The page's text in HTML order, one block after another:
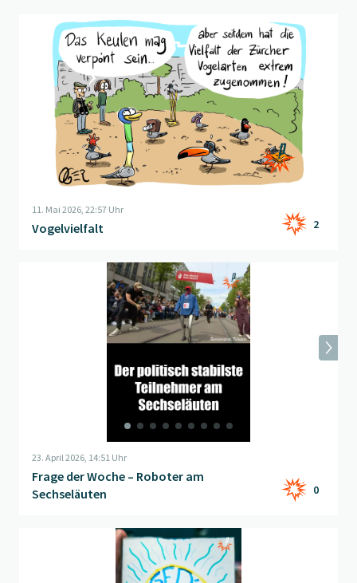
Beitrag "Vogelvielfalt" öffnen
11. Mai 2026, 22:57 Uhr
Vogelvielfalt 2
Frage der Woche – Roboter am Sechseläuten
23. April 2026, 14:51 Uhr
Frage der Woche – Roboter am
Sechseläuten
0
Gedanken zu Ostern" öffnen